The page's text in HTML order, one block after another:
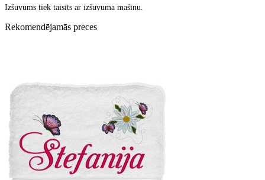
Izšuvums tiek taisīts ar izšuvuma mašīnu.
Rekomendējamās preces